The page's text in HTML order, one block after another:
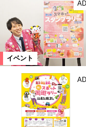
イベント
AD
AD